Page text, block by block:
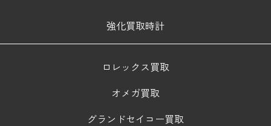
強化買取時計
ロレックス買取
オメガ買取
グランドセイコー買取